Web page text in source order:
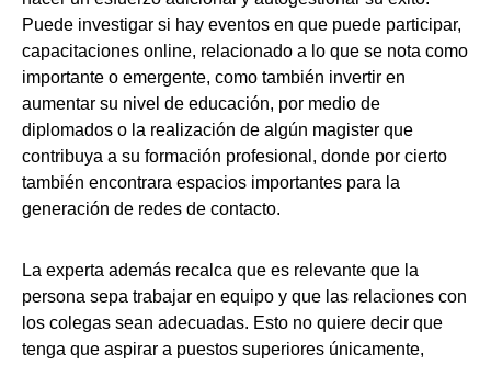
Puede investigar si hay eventos en que puede participar,
capacitaciones online, relacionado a lo que se nota como
importante o emergente, como también invertir en
aumentar su nivel de educación, por medio de
diplomados o la realización de algún magister que
contribuya a su formación profesional, donde por cierto
también encontrara espacios importantes para la
generación de redes de contacto.
La experta además recalca que es relevante que la
persona sepa trabajar en equipo y que las relaciones con
los colegas sean adecuadas. Esto no quiere decir que
tenga que aspirar a puestos superiores únicamente,